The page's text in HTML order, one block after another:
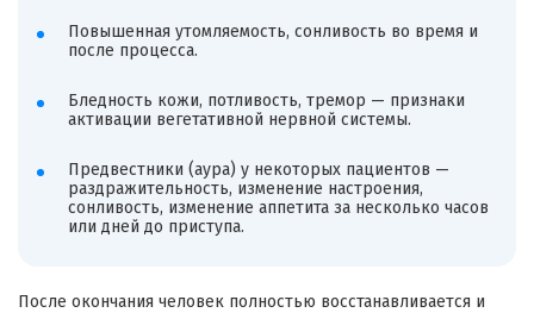
Повышенная утомляемость, сонливость во время и
после процесса.
Бледность кожи, потливость, тремор — признаки
активации вегетативной нервной системы.
Предвестники (аура) у некоторых пациентов —
раздражительность, изменение настроения,
сонливость, изменение аппетита за несколько часов
или дней до приступа.
После окончания человек полностью восстанавливается и